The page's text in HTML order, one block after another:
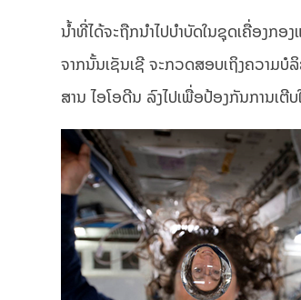
ນໍ້າທີ່ໄດ້ຈະຖືກນຳໄປບຳບັດໃນຊຸດເຄື່ອງກ
ຈາກນັ້ນເຊັນເຊີ ຈະກວດສອບເຖິງຄວາມ
ສານ ໄອໂອດີນ ລົງໄປເພື່ອປ້ອງກັນການເຕີ